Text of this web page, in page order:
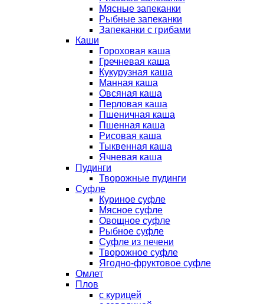
Мясные запеканки
Рыбные запеканки
Запеканки с грибами
Каши
Гороховая каша
Гречневая каша
Кукурузная каша
Манная каша
Овсяная каша
Перловая каша
Пшеничная каша
Пшенная каша
Рисовая каша
Тыквенная каша
Ячневая каша
Пудинги
Творожные пудинги
Суфле
Куриное суфле
Мясное суфле
Овощное суфле
Рыбное суфле
Суфле из печени
Творожное суфле
Ягодно-фруктовое суфле
Омлет
Плов
с курицей